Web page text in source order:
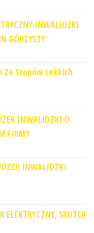
INWALIDZKI
GÓRZYSTY
Stopów Lekkich
INWALIDZKI O
FIRMY
INWALIDZKI
ELEKTRYCZNY, SKUTER